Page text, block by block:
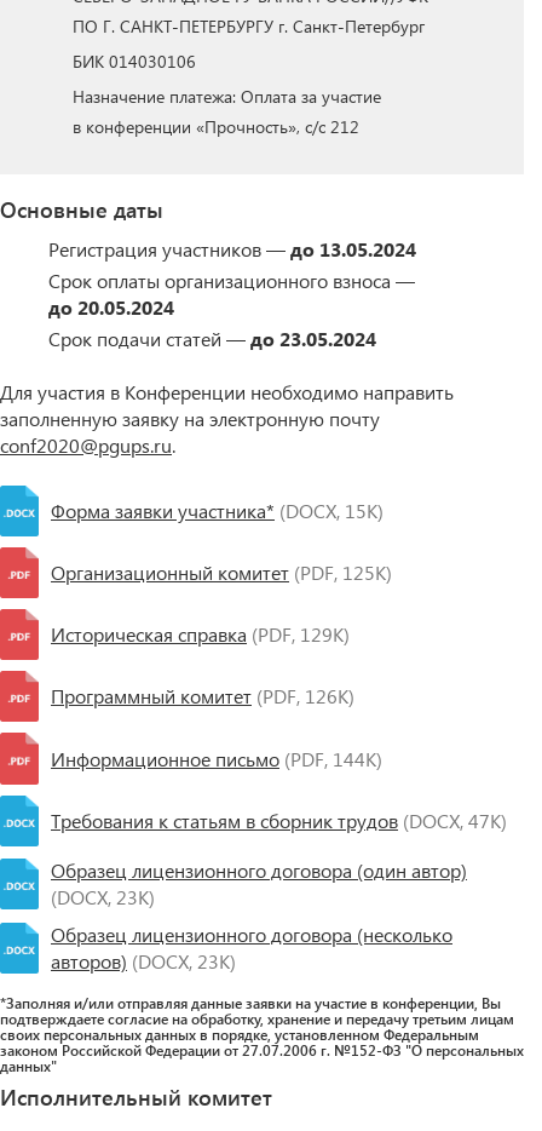
ПО Г. САНКТ-ПЕТЕРБУРГУ г. Санкт-Петербург
БИК 014030106
Назначение платежа: Оплата за участие
в конференции «Прочность», с/с 212
Основные даты
Регистрация участников —до 13.05.2024
Срок оплаты организационного взноса —
до 20.05.2024
Срок подачи статей —до 23.05.2024
Для участия в Конференции необходимо направить
заполненную заявку на электронную почту
conf2020@pgups.ru.
Форма заявки участника* (DOCX, 15K)
Организационный комитет (PDF, 125K)
Историческая справка (PDF, 129K)
Программный комитет (PDF, 126K)
Информационное письмо (PDF, 144K)
Требования к статьям в сборник трудов (DOCX, 47K)
Образец лицензионного договора (один автор)
(DOCX, 23K)
Образец лицензионного договора (несколько
авторов) (DOCX, 23K)
*Заполняя и/или отправляя данные заявки на участие в конференции, Вы
подтверждаете согласие на обработку, хранение и передачу третьим лицам
своих персональных данных в порядке, установленном Федеральным
законом Российской Федерации от 27.07.2006 г. №152-ФЗ "О персональных
данных"
Исполнительный комитет